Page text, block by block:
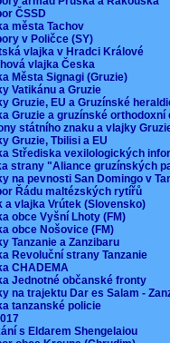
ČSSD
města Tachov
v Poličce (SY)
vlajka v Hradci Králové
vlajka Česka
Města Signagi (Gruzie)
Vatikánu a Gruzie
Gruzie, EU a Gruzínské
Gruzie a gruzínské
státního znaku a vlajky
Gruzie, Tbilisi a EU
Střediska vexilologických
strany "Aliance gruzínských
na pevnosti San Domingo v
Řádu maltézských rytířů
a vlajka Vrútek (Slovensko)
obce Vyšní Lhoty (FM)
obce Nošovice (FM)
Tanzanie a Zanzibaru
Revoluční strany Tanzanie
CHADEMA
Jednotné občanské fronty
na trajektu Dar es Salam -
tanzanské policie
s Eldarem Shengelaiou